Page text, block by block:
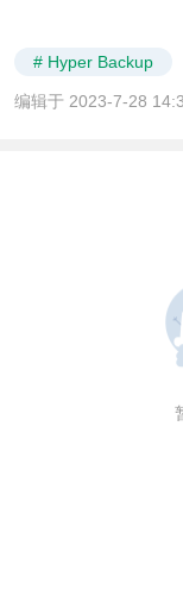
# Hyper Backup
编辑于 2023-7-28